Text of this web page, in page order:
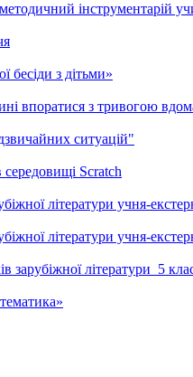
інструментарій
бесіди з дітьми»
впоратися з тривогою
ситуацій"
Scratch
літератури учня-
літератури учня-
зарубіжної літератури 5